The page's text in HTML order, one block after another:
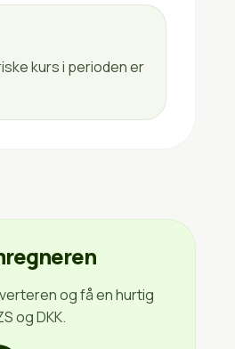
kurs i perioden er
og få en hurtig
og DKK.